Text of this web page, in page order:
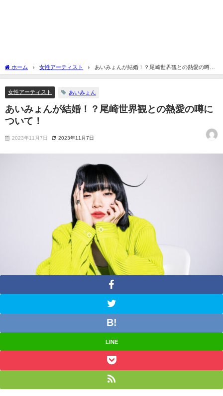
ホーム 女性アーティスト
あいみょんが結婚！？尾崎世界観との熱愛の噂に
ついて！
女性アーティスト あいみょん
あいみょんが結婚！？尾崎世界観との熱愛の噂に
ついて！
2023年11月7日 2023年11月7日
LINE